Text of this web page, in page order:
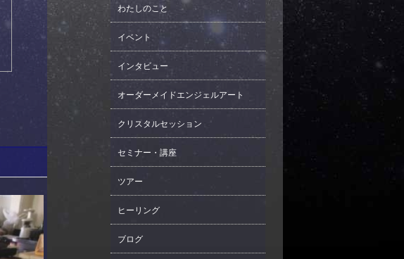
わたしのこと
イベント
インタビュー
オーダーメイドエンジェルアート
クリスタルセッション
セミナー・講座
ツアー
ヒーリング
ブログ